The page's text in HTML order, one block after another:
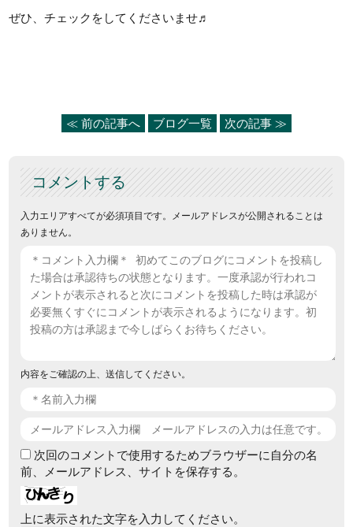
ぜひ、チェックをしてくださいませ♬
≪ 前の記事へ ブログ一覧 次の記事 ≫
コメントする
入力エリアすべてが必須項目です。メールアドレスが公開されることは
ありません。
内容をご確認の上、送信してください。
次回のコメントで使用するためブラウザーに自分の名
前、メールアドレス、サイトを保存する。
上に表示された文字を入力してください。